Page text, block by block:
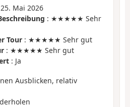
Mai 2026
: ★★★★★ Sehr
Tour : ★★★★★ Sehr gut
: ★★★★★ Sehr gut
: Ja
Ausblicken, relativ